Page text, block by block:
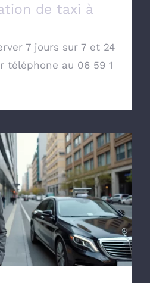
de taxi à
7 jours sur 7 et 24
téléphone au 06 59 1
Lille et sa métropole